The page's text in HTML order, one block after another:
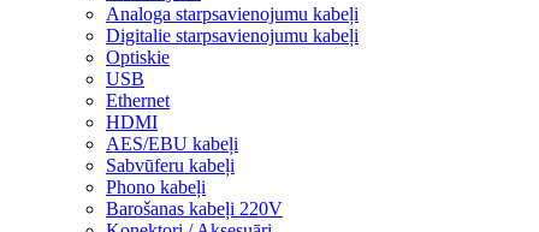
Analoga starpsavienojumu kabeļi
Digitalie starpsavienojumu kabeļi
Optiskie
USB
Ethernet
HDMI
AES/EBU kabeļi
Sabvūferu kabeļi
Phono kabeļi
Barošanas kabeļi 220V